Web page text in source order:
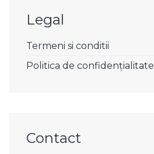
Legal
Termeni si conditii
Politica de confidențialitate
Contact